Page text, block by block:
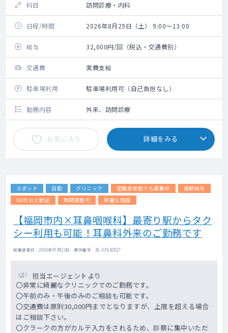
科目 訪問診療・内科
日程/時間 2026年8月29日（土） 9:00～13:00
給与 32,000円/回（税込・交通費別）
交通費 実費支給
駐車場利用 駐車場利用可（自己負担なし）
勤務内容 外来、訪問診療
お気に入り 詳細をみる
スポット 日勤 クリニック 定期非常勤でも募集中
高額給与
60代以上歓迎
時間調整可 綺麗な施設
【福岡市内×耳鼻咽喉科】最寄り駅からタク
シー利用も可能！耳鼻科外来のご勤務です
掲載更新日 : 2026年07月23日 案件番号 : 26-SF642827
担当エージェントより
〇非常に綺麗なクリニックでのご勤務です。
〇午前のみ・午後のみのご相談も可能です。
〇交通費は原則30,000円までとなりますが、上限を超える場合
はご相談下さい。
〇クラークの方がカルテ入力をされるため、診察に集中いただ